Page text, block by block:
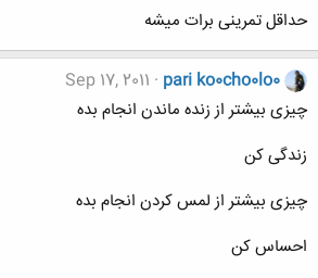
حداقل تمرینی برات میشه
pari ko0cho0lo0
Sep 17, 2011
چیزی بیشتر از زنده ماندن انجام بده
زندگی کن
چیزی بیشتر از لمس کردن انجام بده
احساس کن